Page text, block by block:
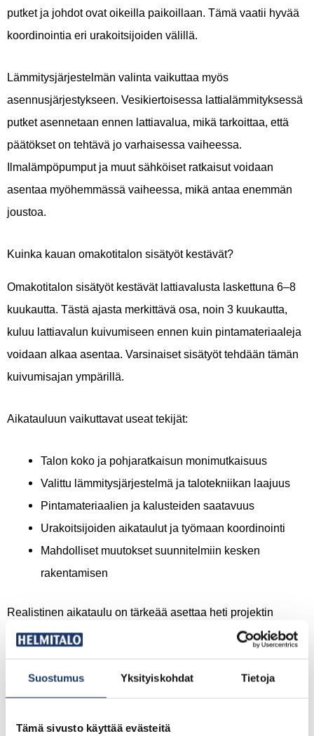
Suostumus Yksityiskohdat Tietoja
Tämä sivusto käyttää evästeitä
putket ja johdot ovat oikeilla paikoillaan. Tämä vaatii hyvää
koordinointia eri urakoitsijoiden välillä.
Lämmitysjärjestelmän valinta vaikuttaa myös
asennusjärjestykseen. Vesikiertoisessa lattialämmityksessä
putket asennetaan ennen lattiavalua, mikä tarkoittaa, että
päätökset on tehtävä jo varhaisessa vaiheessa.
Ilmalämpöpumput ja muut sähköiset ratkaisut voidaan
asentaa myöhemmässä vaiheessa, mikä antaa enemmän
joustoa.
Kuinka kauan omakotitalon sisätyöt kestävät?
Omakotitalon sisätyöt kestävät lattiavalusta laskettuna 6–8
kuukautta. Tästä ajasta merkittävä osa, noin 3 kuukautta,
kuluu lattiavalun kuivumiseen ennen kuin pintamateriaaleja
voidaan alkaa asentaa. Varsinaiset sisätyöt tehdään tämän
kuivumisajan ympärillä.
Aikatauluun vaikuttavat useat tekijät:
Talon koko ja pohjaratkaisun monimutkaisuus
Valittu lämmitysjärjestelmä ja talotekniikan laajuus
Pintamateriaalien ja kalusteiden saatavuus
Urakoitsijoiden aikataulut ja työmaan koordinointi
Mahdolliset muutokset suunnitelmiin kesken
rakentamisen
Realistinen aikataulu on tärkeää asettaa heti projektin
alussa. Sisätöissä kiirehtiminen kostautuu yleensä laadun
heikkenemisenä, erityisesti pintamateriaalien kohdalla. Jos
lattia levytetään tai parketti asennetaan liian aikaisin,
kosteus aiheuttaa käyristymistä ja vaurioita.